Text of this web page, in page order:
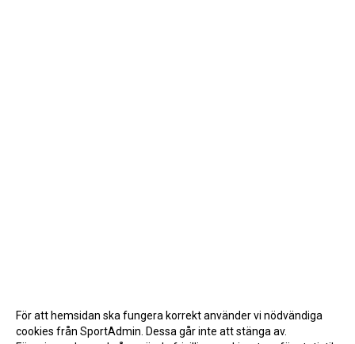
För att hemsidan ska fungera korrekt använder vi nödvändiga
cookies från SportAdmin. Dessa går inte att stänga av.